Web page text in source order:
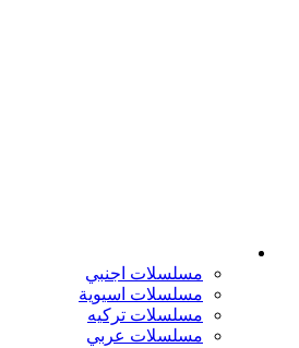
مسلسلات اجنبي
مسلسلات اسيوية
مسلسلات تركيه
مسلسلات عربي